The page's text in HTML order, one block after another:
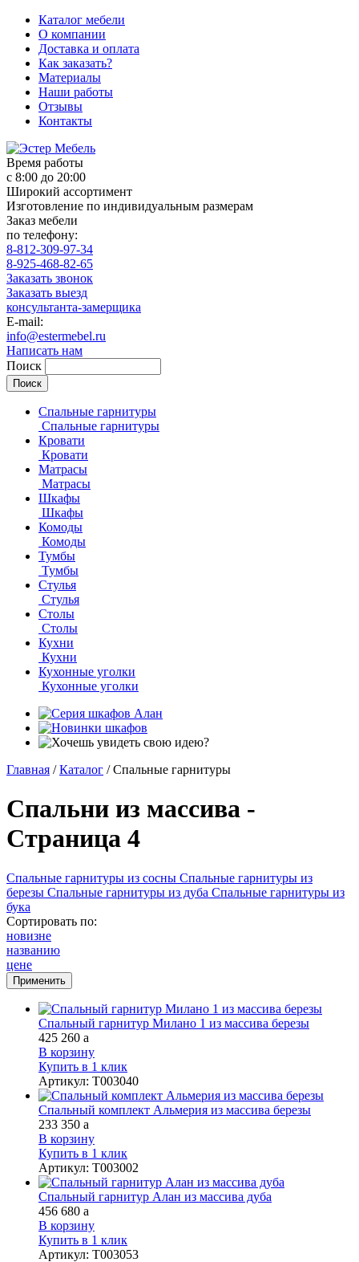
Каталог мебели
О компании
Доставка и оплата
Как заказать?
Материалы
Наши работы
Отзывы
Контакты
Время работы
с 8:00 до 20:00
Широкий ассортимент
Изготовление по индивидуальным размерам
Заказ мебели
по телефону:
8-812-309-97-34
8-925-468-82-65
Заказать звонок
Заказать выезд
консультанта-замерщика
E-mail:
info@estermebel.ru
Написать нам
Поиск
Спальные гарнитуры
Спальные гарнитуры
Кровати
Кровати
Матрасы
Матрасы
Шкафы
Шкафы
Комоды
Комоды
Тумбы
Тумбы
Стулья
Стулья
Столы
Столы
Кухни
Кухни
Кухонные уголки
Кухонные уголки
Главная / Каталог / Спальные гарнитуры
Спальни из массива -
Страница 4
Спальные гарнитуры из сосны Спальные гарнитуры из
березы Спальные гарнитуры из дуба Спальные гарнитуры из
бука
Сортировать по:
новизне
названию
цене
Спальный гарнитур Милано 1 из массива березы
425 260 a
В корзину
Купить в 1 клик
Артикул: Т003040
Спальный комплект Альмерия из массива березы
233 350 a
В корзину
Купить в 1 клик
Артикул: Т003002
Спальный гарнитур Алан из массива дуба
456 680 a
В корзину
Купить в 1 клик
Артикул: Т003053